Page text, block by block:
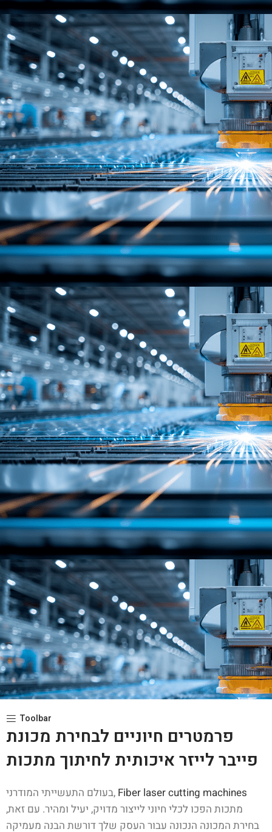
Toolbar
פרמטרים חיוניים לבחירת מכונת
פייבר לייזר איכותית לחיתוך מתכות
בעולם התעשייתי המודרני, Fiber laser cutting machines
מתכות הפכו לכלי חיוני לייצור מדויק, יעיל ומהיר. עם זאת,
בחירת המכונה הנכונה עבור העסק שלך דורשת הבנה מעמיקה